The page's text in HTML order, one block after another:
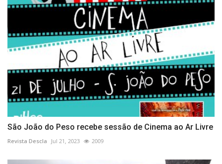
São João do Peso recebe sessão de Cinema ao Ar Livre
Revista Descla Jul 21, 2023 2009